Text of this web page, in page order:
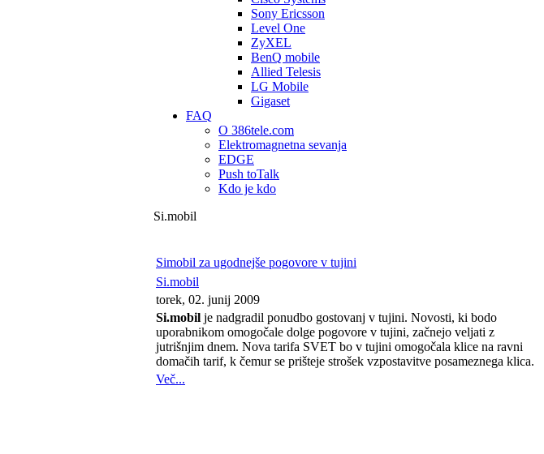
Sony Ericsson
Level One
ZyXEL
BenQ mobile
Allied Telesis
LG Mobile
Gigaset
FAQ
O 386tele.com
Elektromagnetna sevanja
EDGE
Push toTalk
Kdo je kdo
Si.mobil
Simobil za ugodnejše pogovore v tujini
Si.mobil
torek, 02. junij 2009
Si.mobil je nadgradil ponudbo gostovanj v tujini. Novosti, ki bodo
uporabnikom omogočale dolge pogovore v tujini, začnejo veljati z
jutrišnjim dnem. Nova tarifa SVET bo v tujini omogočala klice na ravni
domačih tarif, k čemur se prišteje strošek vzpostavitve posameznega klica.
Več...